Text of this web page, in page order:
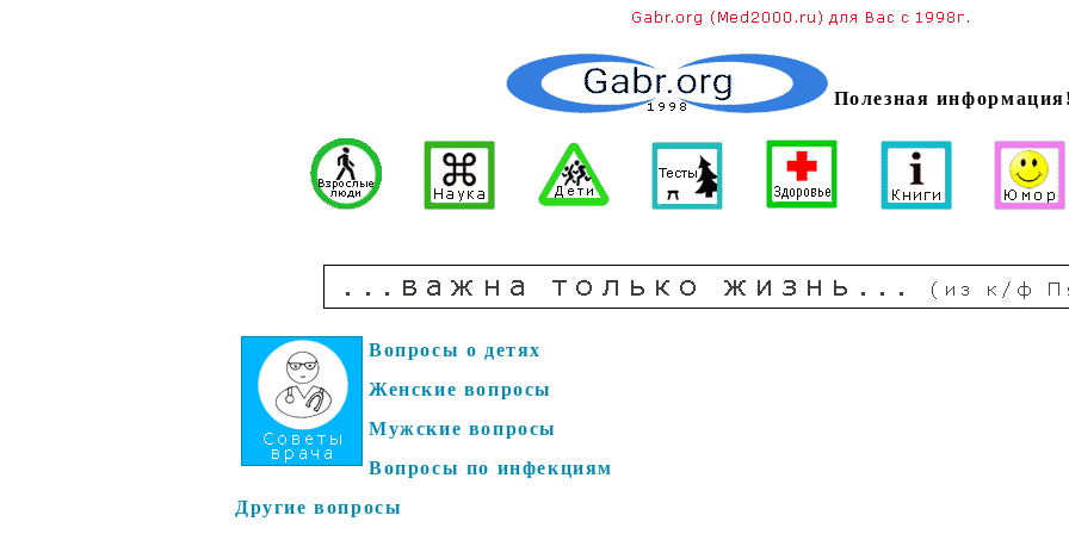
Полезная
Вопросы о детях
Женские вопросы
Мужские вопросы
Вопросы по инфекциям
Другие вопросы